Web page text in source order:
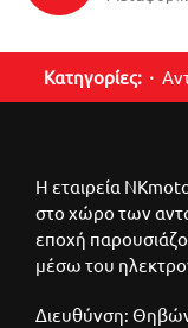
ΠΟΔΙΕΣ
ΡΕΓΟΥΛΑΤΟΡΟΙ
ΡΕΛΕ ΜΙΖΑΣ
ΡΟΥΛΕΜΑΝ
ΣΤΡΟΦΑΛΟΥ
ΣΕΛΕΣ
Κατηγορίες:
Η εταιρεία
στο χώρο των
εποχή
μέσω του
Διευθύνση: